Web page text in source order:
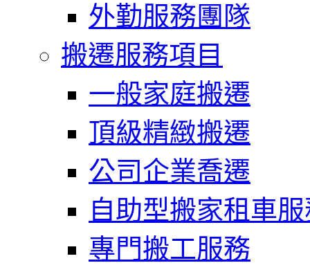
外勤服務團隊
搬遷服務項目
一般家庭搬遷
頂級精緻搬遷
公司企業喬遷
自助型搬家租車
專門搬工服務